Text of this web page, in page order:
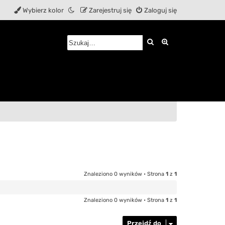
Zaloguj się
Zarejestruj się
Wybierz kolor
Szukaj
Znaleziono 0 wyników • Strona 1 z 1
Znaleziono 0 wyników • Strona 1 z 1
Przejdź do